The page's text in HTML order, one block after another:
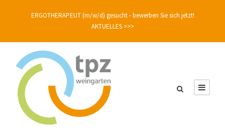
ERGOTHERAPEUT (m/w/d) gesucht - bewerben Sie sich jetzt!
AKTUELLES >>>